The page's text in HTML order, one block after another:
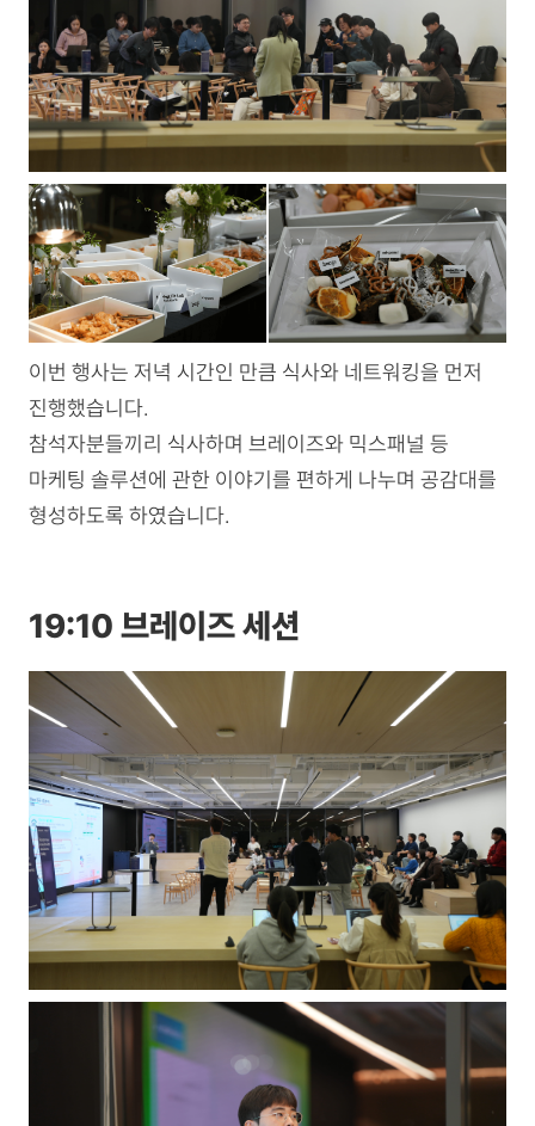
이번 행사는 저녁 시간인 만큼 식사와 네트워킹을 먼저
진행했습니다.
참석자분들끼리 식사하며 브레이즈와 믹스패널 등
마케팅 솔루션에 관한 이야기를 편하게 나누며 공감대를
형성하도록 하였습니다.
19:10 브레이즈 세션